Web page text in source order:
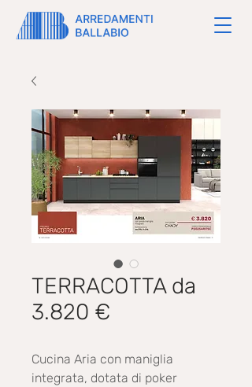
TERRACOTTA da
3.820 €
Cucina Aria con maniglia
integrata, dotata di poker